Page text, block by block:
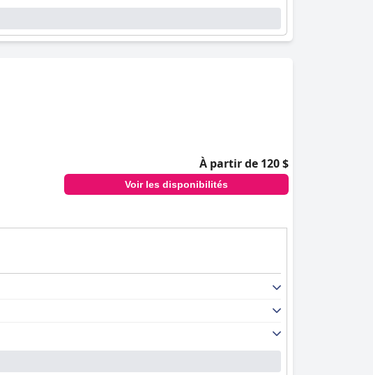
À partir de 120 $
Voir les disponibilités